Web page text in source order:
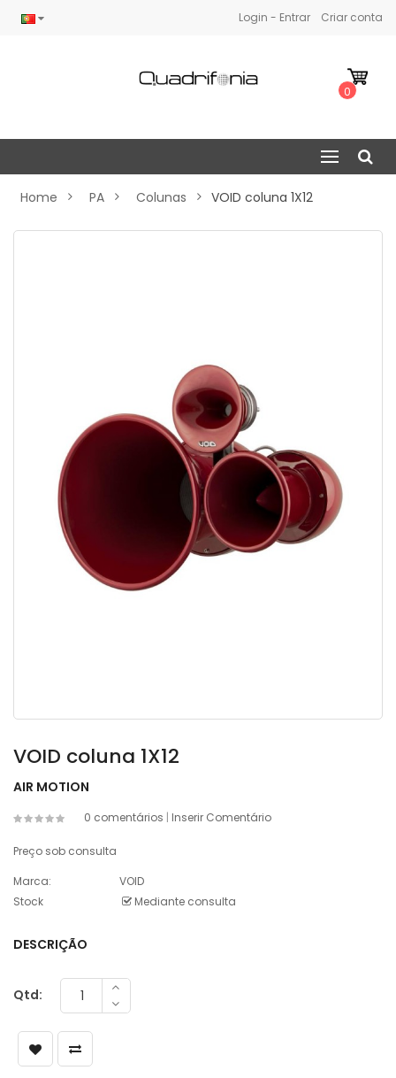
Login - Entrar Criar conta
0
Home PA Colunas VOID coluna 1X12
VOID coluna 1X12
AIR MOTION
0 comentários | Inserir Comentário
Preço sob consulta
Marca:
VOID
Stock
Mediante consulta
DESCRIÇÃO
Qtd: